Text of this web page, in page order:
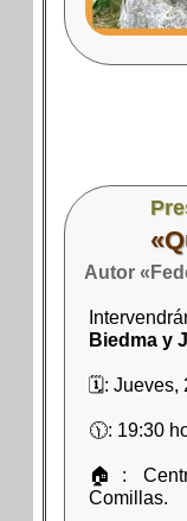
Autor
Biedma y
🗓: Jueves,
🕦: 19:30
🏠:
Comillas.